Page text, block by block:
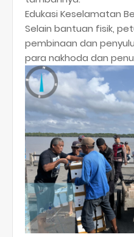
​Edukasi Keselamatan
​Selain bantuan fisik,
pembinaan dan
para nakhoda dan